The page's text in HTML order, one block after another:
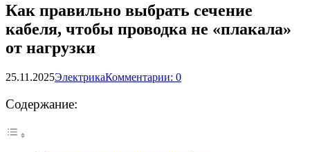
Как правильно выбрать сечение
кабеля, чтобы проводка не «плакала»
от нагрузки
25.11.2025ЭлектрикаКомментарии: 0
Содержание: